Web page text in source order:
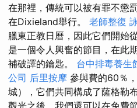
在那裡，傳統可以被有罪不懲
在Dixieland舉行。 老師整復
臘東正教日曆，因此它們開始
是一個令人興奮的節目，在此
補破譯的鑰匙。 台中排毒養生
公司 后里按摩 參與費的60％
城），它們共同構成了薩格勒
觀光之後，我們還可以在免費